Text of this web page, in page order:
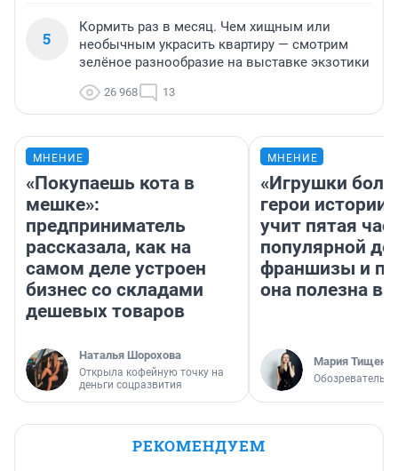
5
Кормить раз в месяц. Чем хищным или
необычным украсить квартиру — смотрим
зелёное разнообразие на выставке экзотики
26 968 13
МНЕНИЕ
«Покупаешь кота в
мешке»:
предприниматель
рассказала, как на
самом деле устроен
бизнес со складами
дешевых товаров
Наталья Шорохова
Открыла кофейную точку на
деньги соцразвития
МНЕНИЕ
«Игрушки
герои
учит пятая
популярной
франшизы и
она полезна
Мария Тищенко
Обозреватель
РЕКОМЕНДУЕМ